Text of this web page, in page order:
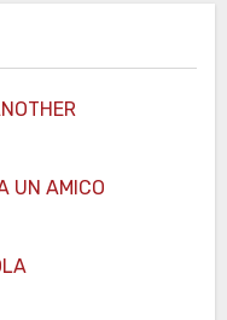
UN AMICO